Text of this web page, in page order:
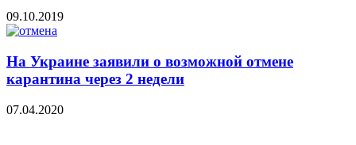
09.10.2019
На Украине заявили о возможной отмене
карантина через 2 недели
07.04.2020